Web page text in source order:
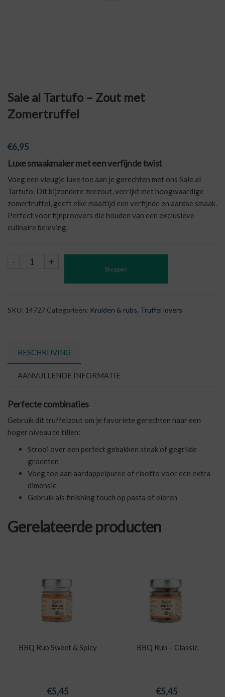
Sale al Tartufo – Zout met
Zomertruffel
€6,95
Luxe smaakmaker met een verfijnde twist
Voeg een vleugje luxe toe aan je gerechten met ons Sale al
Tartufo. Dit bijzondere zeezout, verrijkt met hoogwaardige
zomertruffel, geeft elke maaltijd een verfijnde en aardse smaak.
Perfect voor fijnproevers die houden van een exclusieve
culinaire beleving.
-
Sale
Zout
+
Shoppen
SKU: 14727 Categorieën: Kruiden & rubs, Truffel lovers
BESCHRIJVING
AANVULLENDE INFORMATIE
Perfecte combinaties
Gebruik dit truffelzout om je favoriete gerechten naar een
hoger niveau te tillen:
Strooi over een perfect gebakken steak of gegrilde
groenten
Voeg toe aan aardappelpuree of risotto voor een extra
dimensie
Gebruik als finishing touch op pasta of eieren
Gerelateerde producten
BBQ Rub Sweet & Spicy
€5,45
BBQ Rub – Classic
€5,45